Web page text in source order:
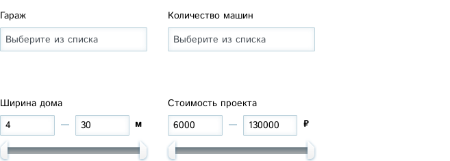
Гараж Количество машин
Ширина дома
м
Стоимость проекта
₽